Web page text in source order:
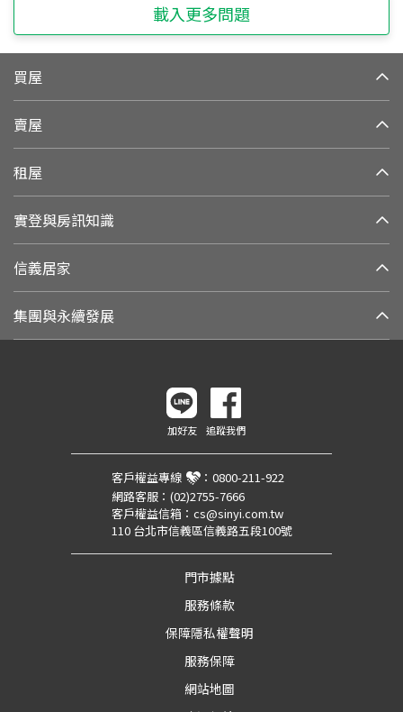
載入更多問題
買屋
賣屋
租屋
實登與房訊知識
信義居家
集團與永續發展
加好友 追蹤我們
客戶權益專線 ： 0800-211-922
網路客服： (02)2755-7666
客戶權益信箱： cs@sinyi.com.tw
110 台北市信義區信義路五段100號
門市據點
服務條款
保障隱私權聲明
服務保障
網站地圖